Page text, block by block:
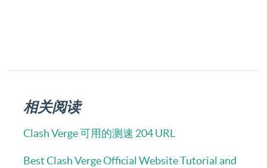
相关阅读
Clash Verge 可用的测速 204 URL
Best Clash Verge Official Website Tutorial and